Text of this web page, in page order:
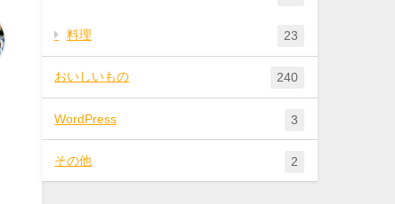
料理 23
おいしいもの 240
WordPress 3
その他 2